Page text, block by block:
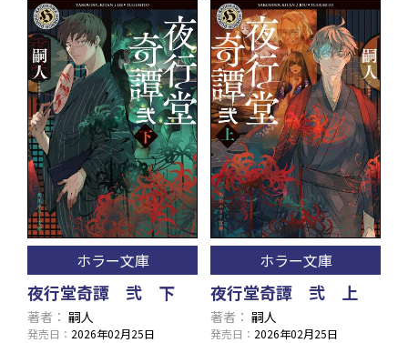
ホラー文庫
夜行堂奇譚 弐 下
著者 嗣人
発売日 2026年02月25日
ホラー文庫
夜行堂奇譚 弐 上
著者 嗣人
発売日 2026年02月25日